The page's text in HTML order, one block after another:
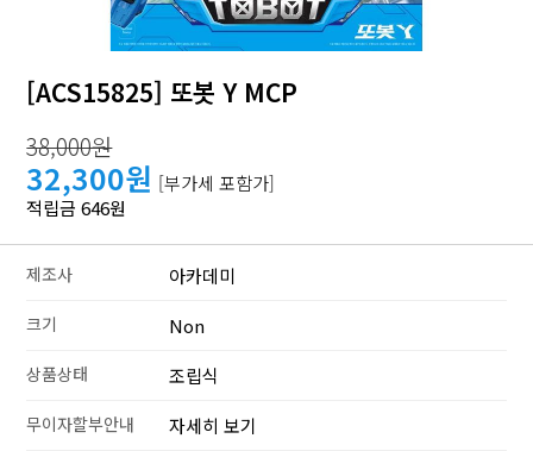
[ACS15825] 또봇 Y MCP
38,000원
32,300원 [부가세 포함가]
적립금 646원
제조사 아카데미
크기 Non
상품상태 조립식
무이자할부안내 자세히 보기